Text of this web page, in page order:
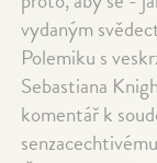
vydaným
Polemiku s
Sebastiana
komentář k